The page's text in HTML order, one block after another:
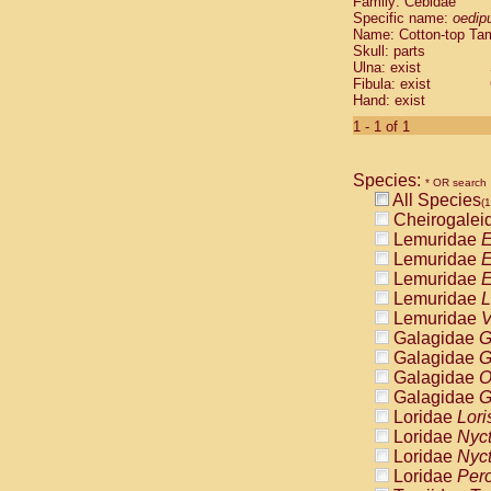
Cebidae
Cebidae
Cebidae
Cebidae
Cebidae
Cebidae
Cebidae
Cebidae
Cebidae
Cebidae
Cebidae
Cebidae
Atelidae
Atelidae
Atelidae
Atelidae
Atelidae
Atelidae
Atelidae
Atelidae
Atelidae
Atelidae
Pitheciidae
Specific name:
Name: Cotton-top
Skull: parts
Ulna: exist
Fibula: exist
Hand: exist
1 - 1 of 1
Species: * OR search
All Species
Lemuridae
Lemuridae
Lemuridae
Lemuridae
Lemuridae
Galagidae
Galagidae
Galagidae
Galagidae
Loridae
Loridae
Loridae
Loridae